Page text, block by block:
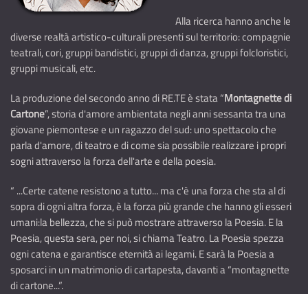
Alla ricerca hanno anche le
diverse realtà artistico-culturali presenti sul territorio: compagnie
teatrali, cori, gruppi bandistici, gruppi di danza, gruppi folcloristici,
gruppi musicali, etc.
La produzione del secondo anno di RE.TE è stata “Montagnette di
Cartone”, storia d'amore ambientata negli anni sessanta tra una
giovane piemontese e un ragazzo del sud: uno spettacolo che
parla d'amore, di teatro e di come sia possibile realizzare i propri
sogni attraverso la forza dell'arte e della poesia.
“ ...Certe catene resistono a tutto... ma c'è una forza che sta al di
sopra di ogni altra forza, è la forza più grande che hanno gli esseri
umani:la bellezza, che si può mostrare attraverso la Poesia. E la
Poesia, questa sera, per noi, si chiama Teatro. La Poesia spezza
ogni catena e garantisce eternità ai legami. E sarà la Poesia a
sposarci in un matrimonio di cartapesta, davanti a “montagnette
di cartone...”.